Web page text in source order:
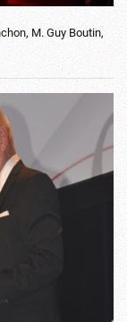
M. Guy Boutin,